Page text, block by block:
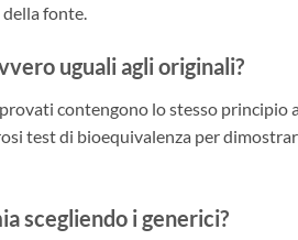
fonte.
uguali agli originali?
contengono lo stesso principio
test di bioequivalenza per
scegliendo i generici?